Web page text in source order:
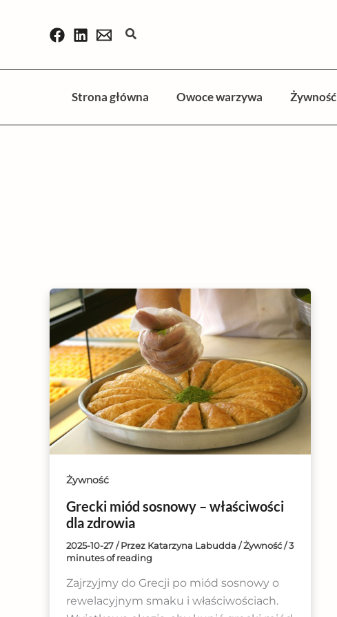
Szukaj
Strona główna Owoce warzywa Żywność
Żywność
Grecki miód sosnowy – właściwości
dla zdrowia
2025-10-27/ Przez Katarzyna Labudda /Żywność/3
minutes of reading
Zajrzyjmy do Grecji po miód sosnowy o
rewelacyjnym smaku i właściwościach.